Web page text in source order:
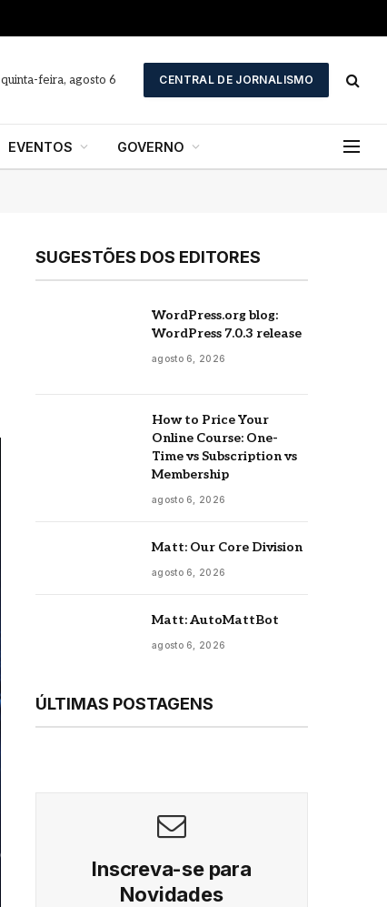
quinta-feira, agosto 6 CENTRAL DE JORNALISMO
EVENTOS GOVERNO
SUGESTÕES DOS EDITORES
WordPress.org blog:
WordPress 7.0.3 release
agosto 6, 2026
How to Price Your
Online Course: One-
Time vs Subscription vs
Membership
agosto 6, 2026
Matt: Our Core Division
agosto 6, 2026
Matt: AutoMattBot
agosto 6, 2026
ÚLTIMAS POSTAGENS
Inscreva-se para
Novidades